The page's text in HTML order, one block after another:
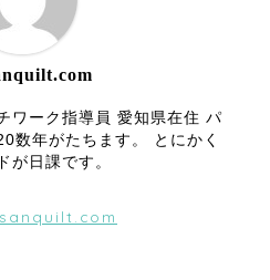
ワーク指導員 愛知県在住 パ
数年がたちます。 とにかく
が日課です。